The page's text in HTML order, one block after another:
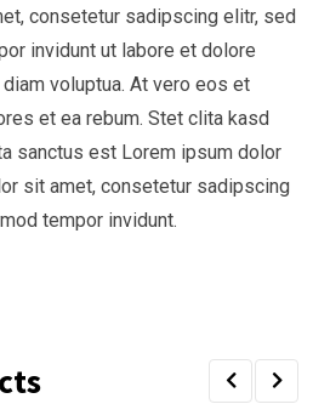
consetetur sadipscing elitr, sed
invidunt ut labore et dolore
voluptua. At vero eos et
et ea rebum. Stet clita kasd
sanctus est Lorem ipsum dolor
sit amet, consetetur sadipscing
tempor invidunt.